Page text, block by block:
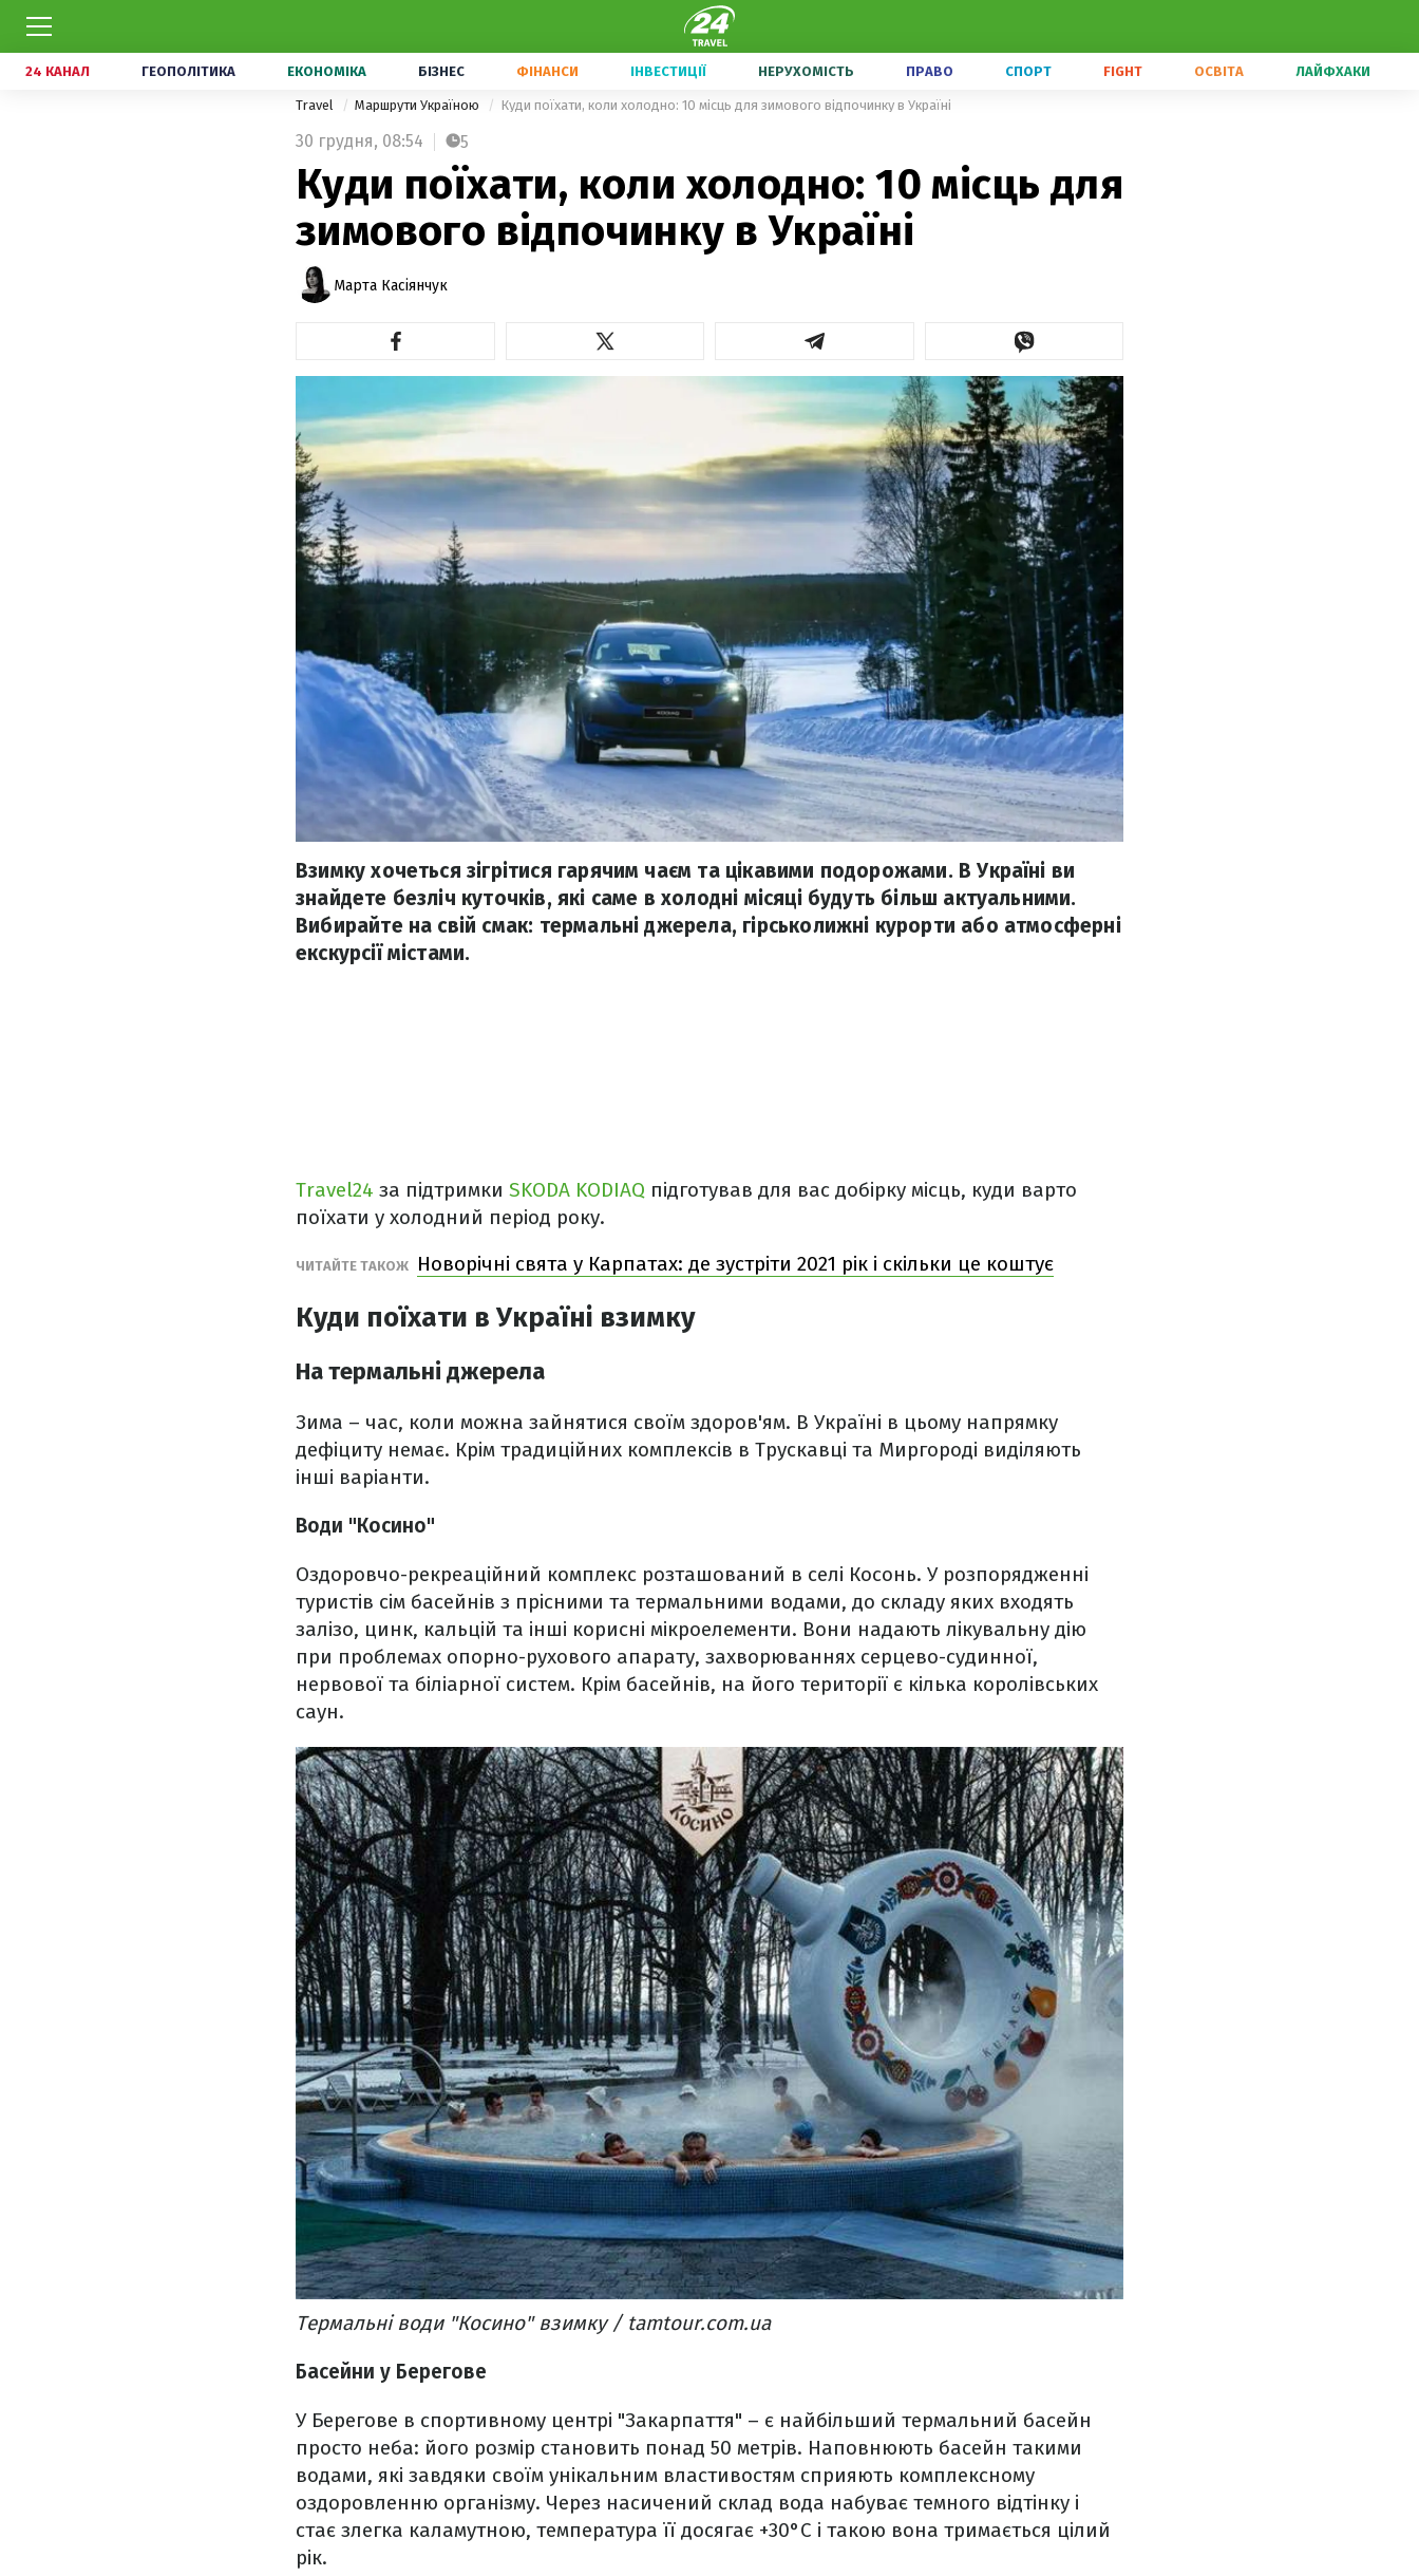
24 КАНАЛ ГЕОПОЛІТИКА ЕКОНОМІКА БІЗНЕС ФІНАНСИ ІНВЕСТИЦІЇ НЕРУХОМІСТЬ ПРАВО СПОРТ FIGHT ОСВІТА ЛАЙФХАКИ
Travel Маршрути Україною Куди поїхати, коли холодно: 10 місць для зимового відпочинку в Україні
30 грудня, 08:54 5
Куди поїхати, коли холодно: 10 місць для
зимового відпочинку в Україні
Марта Касіянчук
Взимку хочеться зігрітися гарячим чаєм та цікавими подорожами. В Україні ви
знайдете безліч куточків, які саме в холодні місяці будуть більш актуальними.
Вибирайте на свій смак: термальні джерела, гірськолижні курорти або атмосферні
екскурсії містами.
Travel24 за підтримки SKODA KODIAQ підготував для вас добірку місць, куди варто
поїхати у холодний період року.
ЧИТАЙТЕ ТАКОЖ Новорічні свята у Карпатах: де зустріти 2021 рік і скільки це коштує
Куди поїхати в Україні взимку
На термальні джерела
Зима – час, коли можна зайнятися своїм здоров'ям. В Україні в цьому напрямку
дефіциту немає. Крім традиційних комплексів в Трускавці та Миргороді виділяють
інші варіанти.
Води "Косино"
Оздоровчо-рекреаційний комплекс розташований в селі Косонь. У розпорядженні
туристів сім басейнів з прісними та термальними водами, до складу яких входять
залізо, цинк, кальцій та інші корисні мікроелементи. Вони надають лікувальну дію
при проблемах опорно-рухового апарату, захворюваннях серцево-судинної,
нервової та біліарної систем. Крім басейнів, на його території є кілька королівських
саун.
Термальні води "Косино" взимку / tamtour.com.ua
Басейни у Берегове
У Берегове в спортивному центрі "Закарпаття" – є найбільший термальний басейн
просто неба: його розмір становить понад 50 метрів. Наповнюють басейн такими
водами, які завдяки своїм унікальним властивостям сприяють комплексному
оздоровленню організму. Через насичений склад вода набуває темного відтінку і
стає злегка каламутною, температура її досягає +30°C і такою вона тримається цілий
рік.